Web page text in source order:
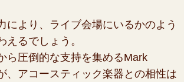
により、ライブ会場にいるかのよう
えるでしょう。
ら圧倒的な支持を集めるMark
、アコースティック楽器との相性は